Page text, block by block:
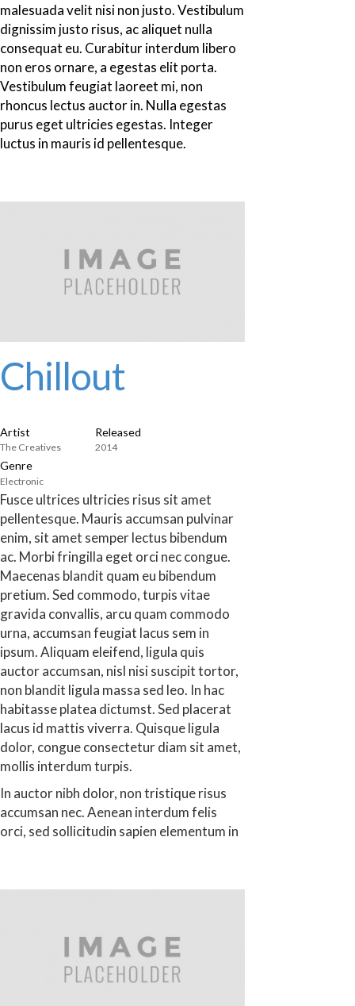
malesuada velit nisi non justo. Vestibulum
dignissim justo risus, ac aliquet nulla
consequat eu. Curabitur interdum libero
non eros ornare, a egestas elit porta.
Vestibulum feugiat laoreet mi, non
rhoncus lectus auctor in. Nulla egestas
purus eget ultricies egestas. Integer
luctus in mauris id pellentesque.
Chillout
Artist
The Creatives
Released
2014
Genre
Electronic
Fusce ultrices ultricies risus sit amet
pellentesque. Mauris accumsan pulvinar
enim, sit amet semper lectus bibendum
ac. Morbi fringilla eget orci nec congue.
Maecenas blandit quam eu bibendum
pretium. Sed commodo, turpis vitae
gravida convallis, arcu quam commodo
urna, accumsan feugiat lacus sem in
ipsum. Aliquam eleifend, ligula quis
auctor accumsan, nisl nisi suscipit tortor,
non blandit ligula massa sed leo. In hac
habitasse platea dictumst. Sed placerat
lacus id mattis viverra. Quisque ligula
dolor, congue consectetur diam sit amet,
mollis interdum turpis.
In auctor nibh dolor, non tristique risus
accumsan nec. Aenean interdum felis
orci, sed sollicitudin sapien elementum in